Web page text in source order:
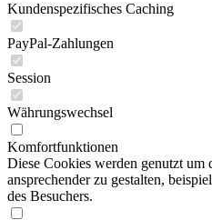
Kundenspezifisches Caching
PayPal-Zahlungen
Session
Währungswechsel
Komfortfunktionen
Diese Cookies werden genutzt um
ansprechender zu gestalten,
des Besuchers.